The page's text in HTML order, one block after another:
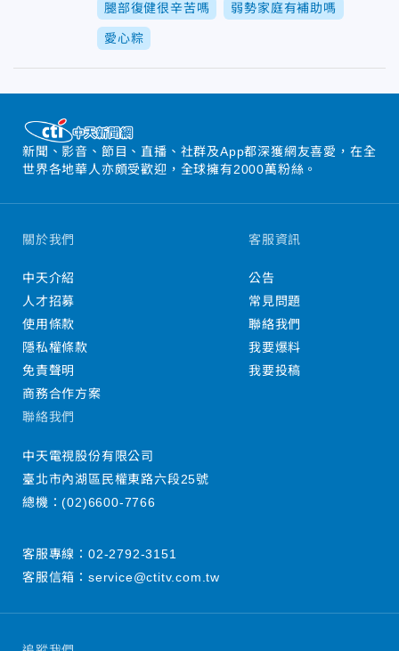
腿部復健很辛苦嗎 弱勢家庭有補助嗎
愛心粽
新聞、影音、節目、直播、社群及App都深獲網友喜愛，在全
世界各地華人亦頗受歡迎，全球擁有2000萬粉絲。
關於我們
中天介紹
人才招募
使用條款
隱私權條款
免責聲明
商務合作方案
客服資訊
公告
常見問題
聯絡我們
我要爆料
我要投稿
聯絡我們
中天電視股份有限公司
臺北市內湖區民權東路六段25號
總機：(02)6600-7766
客服專線： 02-2792-3151
客服信箱： service@ctitv.com.tw